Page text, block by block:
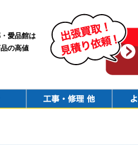
愛品館は
の高値